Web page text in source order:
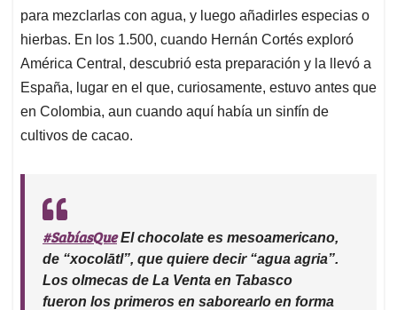
para mezclarlas con agua, y luego añadirles especias o
hierbas. En los 1.500, cuando Hernán Cortés exploró
América Central, descubrió esta preparación y la llevó a
España, lugar en el que, curiosamente, estuvo antes que
en Colombia, aun cuando aquí había un sinfín de
cultivos de cacao.
#SabíasQueEl chocolate es mesoamericano,
de “xocolātl”, que quiere decir “agua agria”.
Los olmecas de La Venta en Tabasco
fueron los primeros en saborearlo en forma